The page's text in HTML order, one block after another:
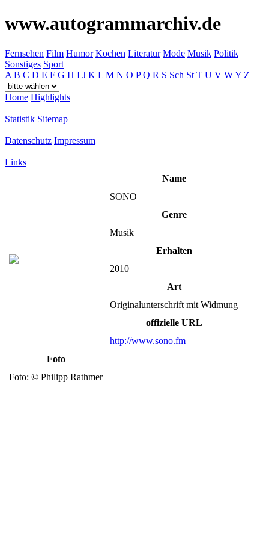
www.autogrammarchiv.de
Fernsehen Film Humor Kochen Literatur Mode Musik Politik
Sonstiges Sport
A B C D E F G H I J K L M N O P Q R S Sch St T U V WY Z
Home Highlights
Statistik Sitemap
Datenschutz Impressum
Links
Name
SONO
Genre
Musik
Erhalten
2010
Art
Originalunterschrift mit Widmung
offizielle URL
http://www.sono.fm
Foto
Foto: © Philipp Rathmer